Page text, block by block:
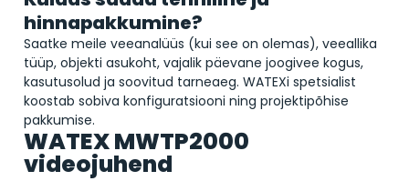
hinnapakkumine?
Saatke meile veeanalüüs (kui see on olemas), veeallika
tüüp, objekti asukoht, vajalik päevane joogivee kogus,
kasutusolud ja soovitud tarneaeg. WATEXi spetsialist
koostab sobiva konfiguratsiooni ning projektipõhise
pakkumise.
WATEX MWTP2000
videojuhend